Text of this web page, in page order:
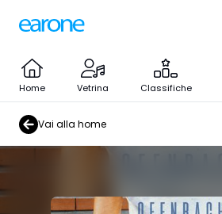
Home Vetrina Classifiche
Vai alla home